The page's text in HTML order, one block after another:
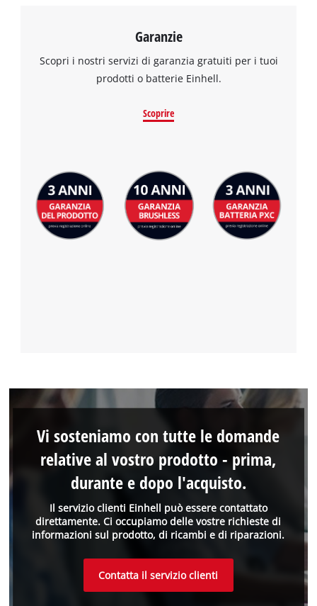
the site with their CMP to add this content
to the list of technologies used.
Powered byUsercentrics Consent
Garanzie
Scopri i nostri servizi di garanzia gratuiti per i tuoi
prodotti o batterie Einhell.
Scoprire
Il servizio clienti Einhell può essere contattato
direttamente. Ci occupiamo delle vostre richieste di
informazioni sul prodotto, di ricambi e di riparazioni.
Vi sosteniamo con tutte le domande
relative al vostro prodotto - prima,
durante e dopo l'acquisto.
Contatta il servizio clienti